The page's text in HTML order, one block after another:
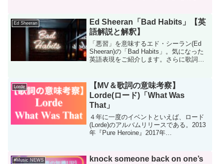
Ed Sheeran
Ed Sheeran「Bad Habits」【英
語解説と解釈】
「悪習」を意味するエド・シーラン(Ed
Sheeran)の「Bad Habits」。気になった
英語表現をご紹介します。さらに歌詞に
Lorde
【MV＆歌詞の意味考察】
Lorde(ロード)「What Was
That」
４年に一度のイベントといえば、ロード
(Lorde)のアルバムリリースである。2013
年『Pure Heroine』2017年
リリース...
#Music NEWS
knock someone back on one’s